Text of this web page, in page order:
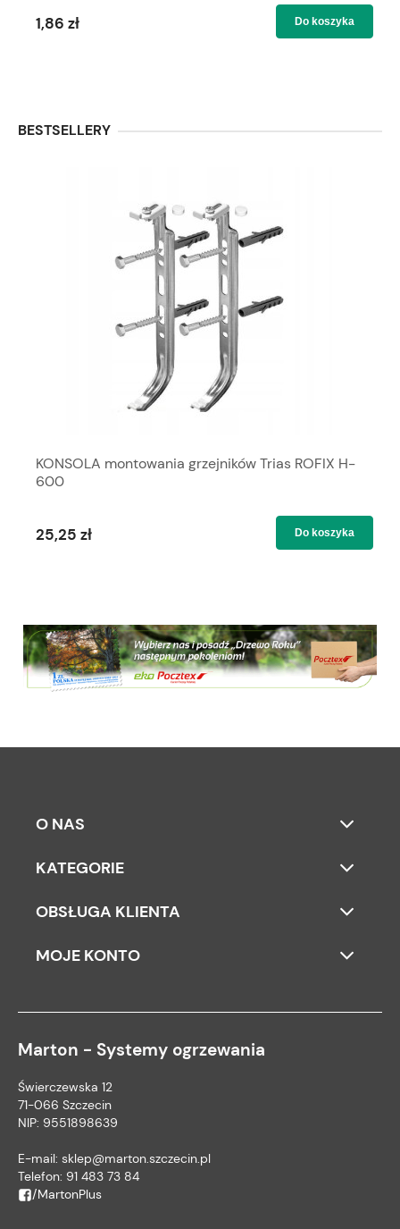
1,86 zł Do koszyka
BESTSELLERY
KONSOLA montowania grzejników Trias ROFIX H-
600
25,25 zł Do koszyka
O NAS
KATEGORIE
OBSŁUGA KLIENTA
MOJE KONTO
Marton - Systemy ogrzewania
Świerczewska 12
71-066 Szczecin
NIP: 9551898639
E-mail: sklep@marton.szczecin.pl
Telefon: 91 483 73 84
/MartonPlus